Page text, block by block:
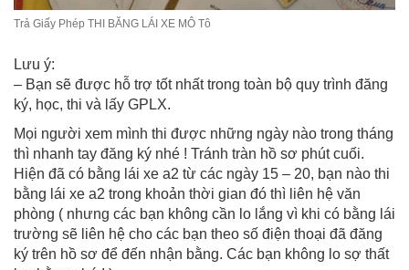
Trả Giấy Phép THI BĂNG LÁI XE MÔ Tô
Lưu ý:
– Bạn sẽ được hỗ trợ tốt nhất trong toàn bộ quy trình đăng
ký, học, thi và lấy GPLX.
Mọi người xem mình thi được những ngày nào trong tháng
thì nhanh tay đăng ký nhé ! Tránh tràn hồ sơ phút cuối.
Hiện đã có bằng lái xe a2 từ các ngày 15 – 20, bạn nào thi
bằng lái xe a2 trong khoản thời gian đó thì liên hệ văn
phòng ( nhưng các bạn không cần lo lắng vì khi có bằng lái
trường sẽ liên hệ cho các bạn theo số điện thoại đã đăng
ký trên hồ sơ để đến nhận bằng. Các bạn không lo sợ thất